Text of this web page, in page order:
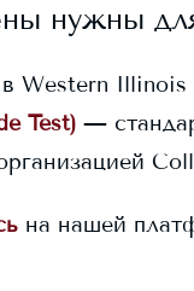
нужны
Western Illinois
Test) —
на нашей